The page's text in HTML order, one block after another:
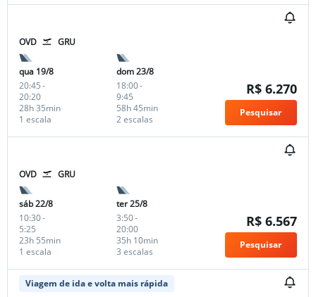
OVD GRU
qua 19/8
20:45-
20:20
1 escala
28h 35min
dom 23/8
18:00-
9:45
2 escalas
58h 45min
R$ 6.270
Pesquisar
OVD GRU
sáb 22/8
10:30-
5:25
1 escala
23h 55min
ter 25/8
3:50-
20:00
3 escalas
35h 10min
R$ 6.567
Pesquisar
Viagem de ida e volta mais rápida